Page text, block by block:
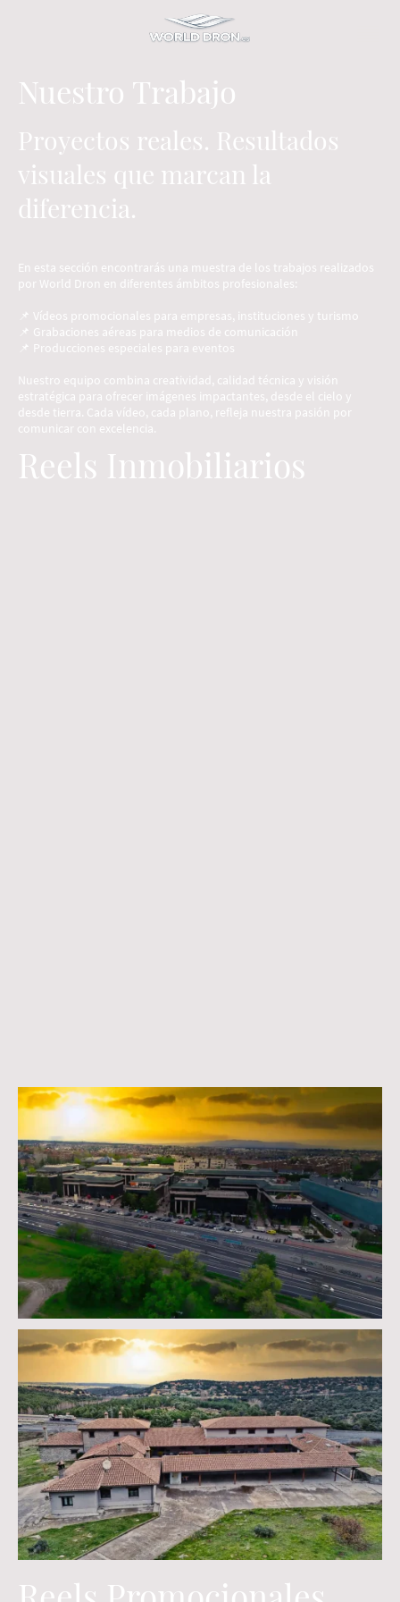
Nuestro Trabajo
Proyectos reales. Resultados
visuales que marcan la
diferencia.
En esta sección encontrarás una muestra de los trabajos realizados
por World Dron en diferentes ámbitos profesionales:
📌 Vídeos promocionales para empresas, instituciones y turismo
📌 Grabaciones aéreas para medios de comunicación
📌 Producciones especiales para eventos
Nuestro equipo combina creatividad, calidad técnica y visión
estratégica para ofrecer imágenes impactantes, desde el cielo y
desde tierra. Cada vídeo, cada plano, refleja nuestra pasión por
comunicar con excelencia.
Reels Inmobiliarios